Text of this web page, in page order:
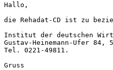
Hallo,
die Rehadat-CD ist zu
Institut der deutschen
Gustav-Heinemann-Ufer 84,
Tel. 0221-49811.
Gruss